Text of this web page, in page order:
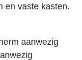
en vaste kasten.
aanwezig